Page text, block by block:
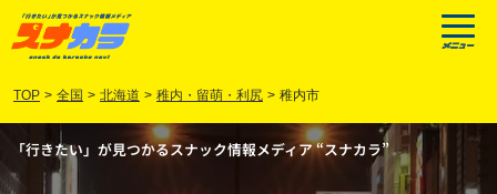
TOP > 全国 > 北海道 > 稚内・留萌・利尻 > 稚内市
「行きたい」が見つかるスナック情報メディア “スナカラ”